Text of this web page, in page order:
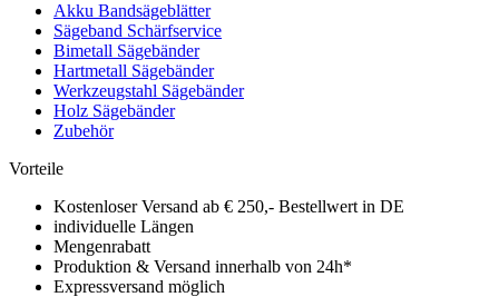
Akku Bandsägeblätter
Sägeband Schärfservice
Bimetall Sägebänder
Hartmetall Sägebänder
Werkzeugstahl Sägebänder
Holz Sägebänder
Zubehör
Vorteile
Kostenloser Versand ab € 250,- Bestellwert in DE
individuelle Längen
Mengenrabatt
Produktion & Versand innerhalb von 24h*
Expressversand möglich